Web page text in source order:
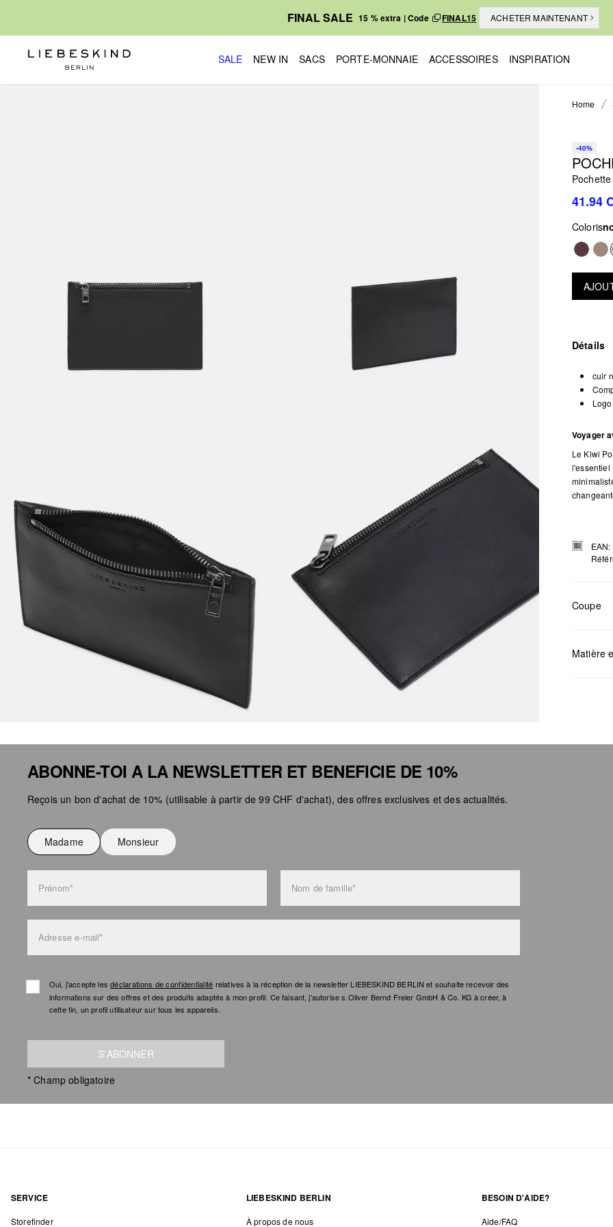
FINAL SALE 15 % extra | Code FINAL15 ACHETER MAINTENANT
SALE NEW IN SACS PORTE-MONNAIE ACCESSOIRES INSPIRATION
Home
-40%
41.94
Coloris
Détails
cuir
Voyager
Le Kiwi
l'essentiel
Coupe
Matière
ABONNE-TOI A LA NEWSLETTER ET BENEFICIE DE 10%
Reçois un bon d'achat de 10% (utilisable à partir de 99 CHF d'achat), des offres exclusives et des actualités.
Madame Monsieur
Prénom* Nom de famille*
Adresse e-mail*
Oui, j'accepte lesdéclarations de confidentialité relatives à la réception de la newsletter LIEBESKIND BERLIN et souhaite recevoir des
informations sur des offres et des produits adaptés à mon profil. Ce faisant, j'autorise s.Oliver Bernd Freier GmbH & Co. KG à créer, à
cette fin, un profil utilisateur sur tous les appareils.
S'ABONNER
* Champ obligatoire
SERVICE
Storefinder
LIEBESKIND BERLIN
À propos de nous
BESOIN D'AIDE?
Aide/FAQ